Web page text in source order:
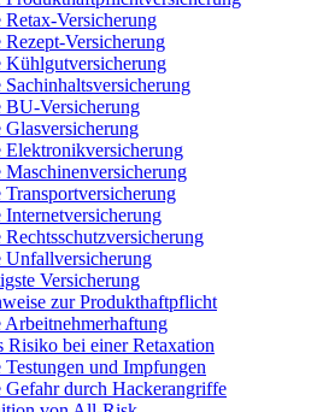
Retax-Versicherung
Rezept-Versicherung
Kühlgutversicherung
Sachinhaltsversicherung
BU-Versicherung
Glasversicherung
Elektronikversicherung
Maschinenversicherung
Transportversicherung
Internetversicherung
Rechtsschutzversicherung
Unfallversicherung
Versicherung
zur Produkthaftpflicht
Arbeitnehmerhaftung
Risiko bei einer Retaxation
Testungen und Impfungen
Gefahr durch Hackerangriffe